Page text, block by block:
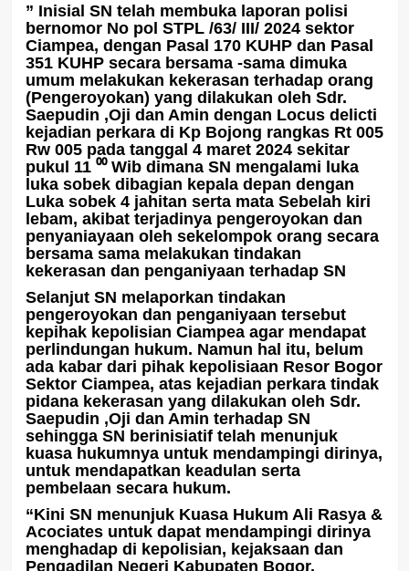
” Inisial SN telah membuka laporan polisi
bernomor No pol STPL /63/ III/ 2024 sektor
Ciampea, dengan Pasal 170 KUHP dan Pasal
351 KUHP secara bersama -sama dimuka
umum melakukan kekerasan terhadap orang
(Pengeroyokan) yang dilakukan oleh Sdr.
Saepudin ,Oji dan Amin dengan Locus delicti
kejadian perkara di Kp Bojong rangkas Rt 005
Rw 005 pada tanggal 4 maret 2024 sekitar
pukul 11 ⁰⁰ Wib dimana SN mengalami luka
luka sobek dibagian kepala depan dengan
Luka sobek 4 jahitan serta mata Sebelah kiri
lebam, akibat terjadinya pengeroyokan dan
penyaniayaan oleh sekelompok orang secara
bersama sama melakukan tindakan
kekerasan dan penganiyaan terhadap SN
Selanjut SN melaporkan tindakan
pengeroyokan dan penganiyaan tersebut
kepihak kepolisian Ciampea agar mendapat
perlindungan hukum. Namun hal itu, belum
ada kabar dari pihak kepolisiaan Resor Bogor
Sektor Ciampea, atas kejadian perkara tindak
pidana kekerasan yang dilakukan oleh Sdr.
Saepudin ,Oji dan Amin terhadap SN
sehingga SN berinisiatif telah menunjuk
kuasa hukumnya untuk mendampingi dirinya,
untuk mendapatkan keadulan serta
pembelaan secara hukum.
“Kini SN menunjuk Kuasa Hukum Ali Rasya &
Acociates untuk dapat mendampingi dirinya
menghadap di kepolisian, kejaksaan dan
Pengadilan Negeri Kabupaten Bogor.